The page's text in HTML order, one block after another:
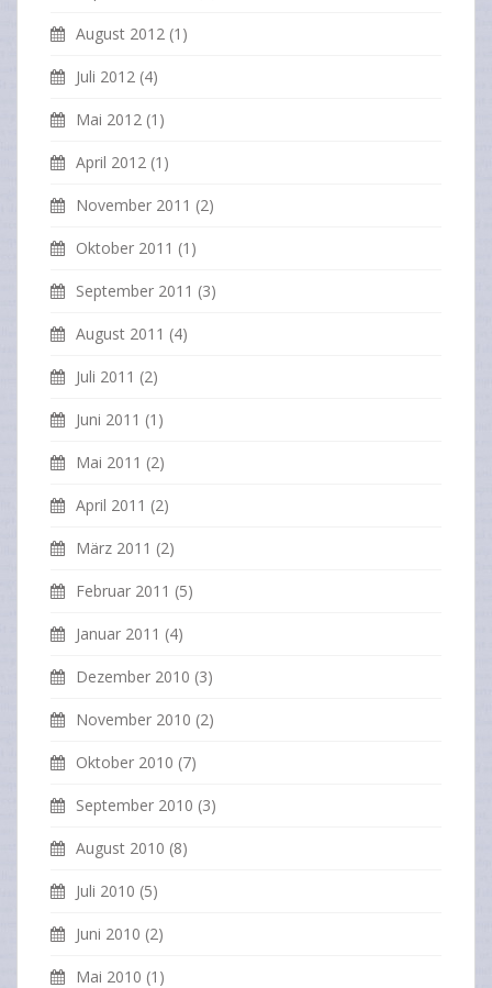
August 2012 (1)
Juli 2012 (4)
Mai 2012 (1)
April 2012 (1)
November 2011 (2)
Oktober 2011 (1)
September 2011 (3)
August 2011 (4)
Juli 2011 (2)
Juni 2011 (1)
Mai 2011 (2)
April 2011 (2)
März 2011 (2)
Februar 2011 (5)
Januar 2011 (4)
Dezember 2010 (3)
November 2010 (2)
Oktober 2010 (7)
September 2010 (3)
August 2010 (8)
Juli 2010 (5)
Juni 2010 (2)
Mai 2010 (1)